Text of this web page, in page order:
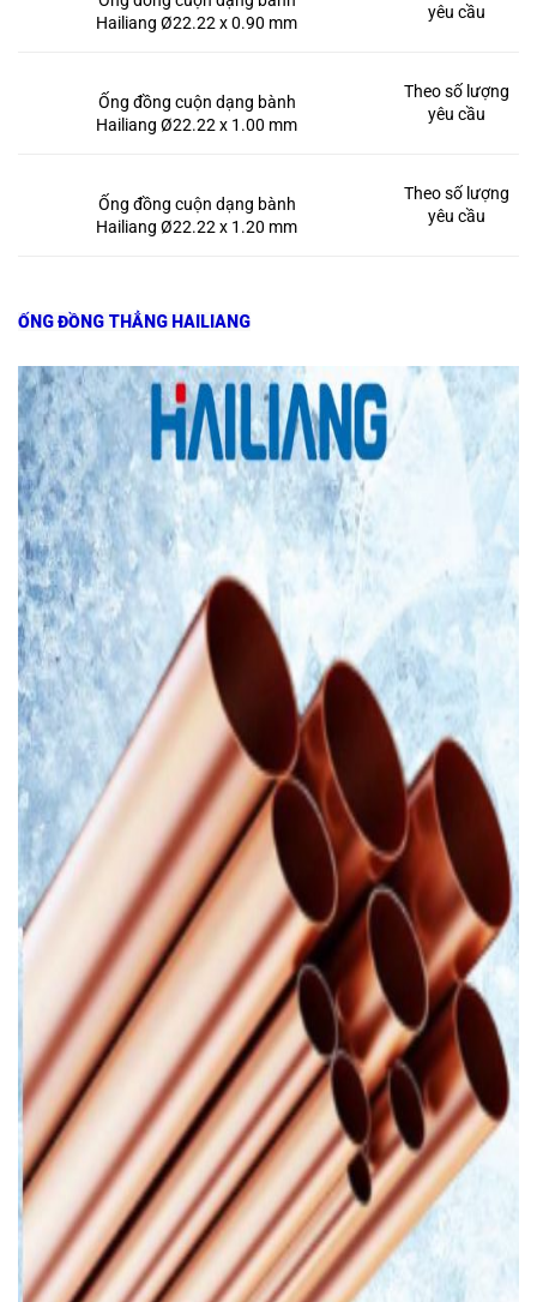
Hailiang Ø22.22 x 0.90 mm
yêu cầu
Ống đồng cuộn dạng bành
Hailiang Ø22.22 x 1.00 mm
Theo số lượng
yêu cầu
Ống đồng cuộn dạng bành
Hailiang Ø22.22 x 1.20 mm
Theo số lượng
yêu cầu
ỐNG ĐỒNG THẲNG HAILIANG